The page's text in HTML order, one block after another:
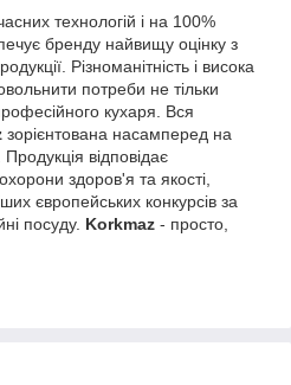
технологій і на 100%
бренду найвищу оцінку з
Різноманітність і висока
потреби не тільки
кухаря. Вся
зорієнтована насамперед на
відповідає
здоров'я та якості,
європейських конкурсів за
посуду. Korkmaz - просто,